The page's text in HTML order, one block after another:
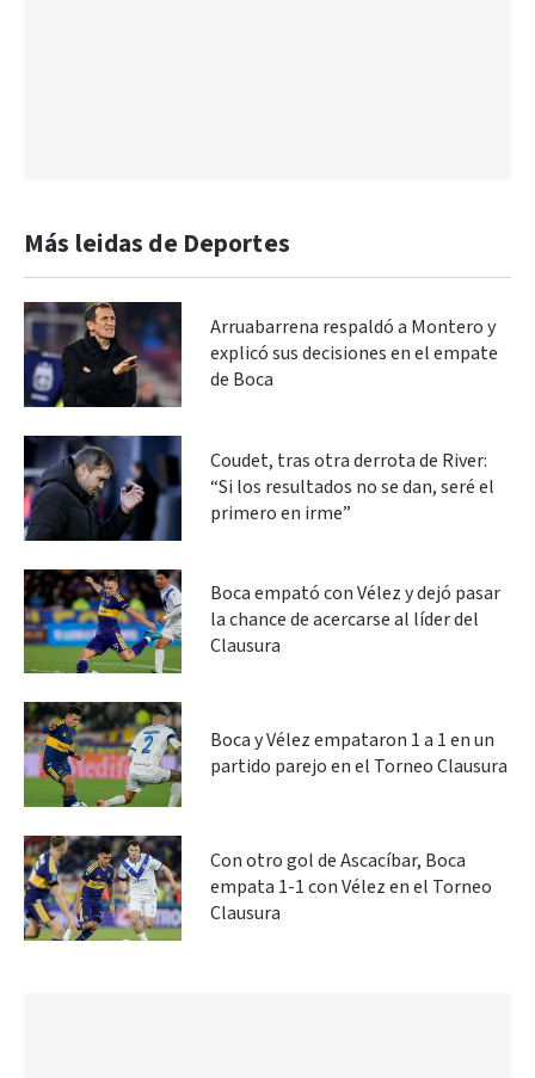
Más leidas de Deportes
Arruabarrena respaldó a Montero y
explicó sus decisiones en el empate
de Boca
Coudet, tras otra derrota de River:
“Si los resultados no se dan, seré el
primero en irme”
Boca empató con Vélez y dejó pasar
la chance de acercarse al líder del
Clausura
Boca y Vélez empataron 1 a 1 en un
partido parejo en el Torneo Clausura
Con otro gol de Ascacíbar, Boca
empata 1-1 con Vélez en el Torneo
Clausura